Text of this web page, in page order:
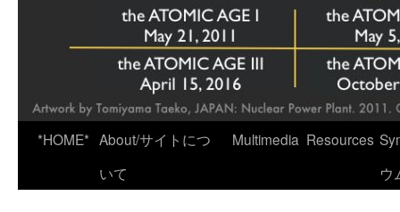
*HOME* About/サイトにつ
いて
Multimedia Resources
ウ